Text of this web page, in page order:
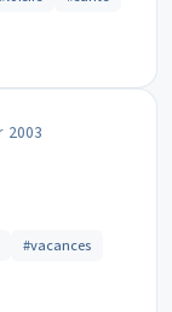
2003
#vacances